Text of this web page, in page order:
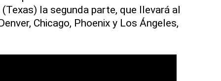
la segunda parte, que llevará al
Chicago, Phoenix y Los Ángeles,